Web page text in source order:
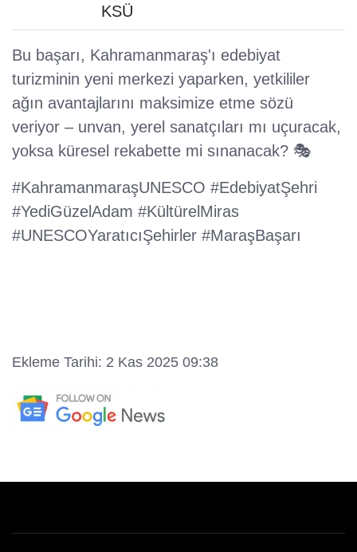
KSÜ
Bu başarı, Kahramanmaraş'ı edebiyat
turizminin yeni merkezi yaparken, yetkililer
ağın avantajlarını maksimize etme sözü
veriyor – unvan, yerel sanatçıları mı uçuracak,
yoksa küresel rekabette mi sınanacak? 🎭
#KahramanmaraşUNESCO #EdebiyatŞehri
#YediGüzelAdam #KültürelMiras
#UNESCOYaratıcıŞehirler #MaraşBaşarı
Ekleme Tarihi: 2 Kas 2025 09:38